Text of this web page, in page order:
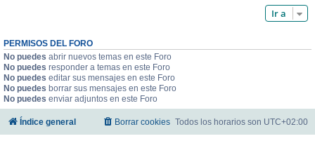
Ir a
PERMISOS DEL FORO
No puedes abrir nuevos temas en este Foro
No puedes responder a temas en este Foro
No puedes editar sus mensajes en este Foro
No puedes borrar sus mensajes en este Foro
No puedes enviar adjuntos en este Foro
Índice general Todos los horarios son UTC+02:00
Borrar cookies